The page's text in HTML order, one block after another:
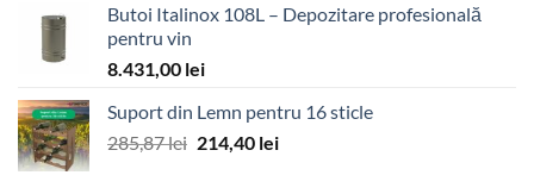
a
fost:
2,60 lei.
este:
Butoi Italinox 108L – Depozitare profesională
pentru vin
8.431,00 lei
Suport din Lemn pentru 16 sticle
285,87lei Prețul
214,40 leiPrețul